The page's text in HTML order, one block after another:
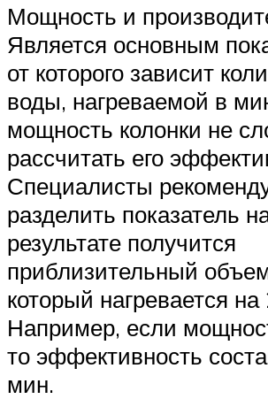
Мощность и
Является основным
от которого зависит
воды, нагреваемой в
мощность колонки не
рассчитать его
Специалисты
разделить показатель
результате получится
приблизительный
который нагревается
Например, если
то эффективность
мин.